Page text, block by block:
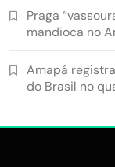
Praga
mandioca no
Amapá
do Brasil no